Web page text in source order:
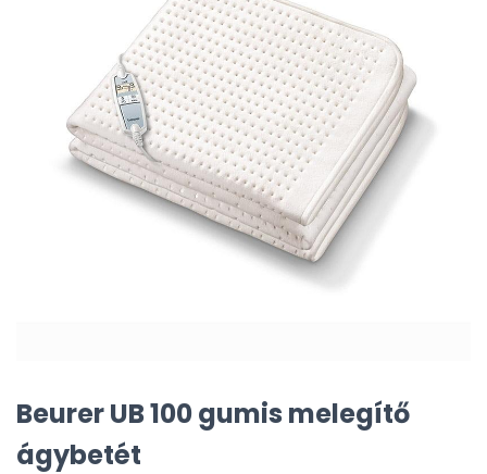
Beurer UB 100 gumis melegítő
ágybetét